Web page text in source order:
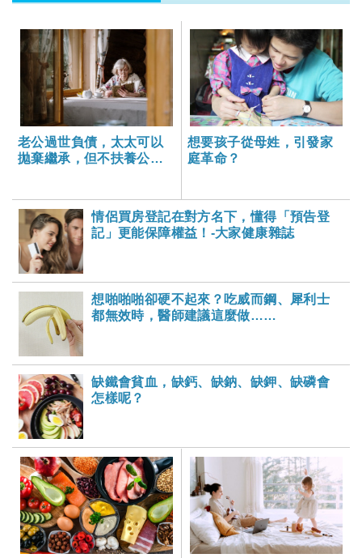
老公過世負債，太太可以
拋棄繼承，但不扶養公婆
想要孩子從母姓，引發家
庭革命？
情侶買房登記在對方名下，懂得「預告登
記」更能保障權益！-大家健康雜誌
想啪啪啪卻硬不起來？吃威而鋼、犀利士
都無效時，醫師建議這麼做……
缺鐵會貧血，缺鈣、缺鈉、缺鉀、缺磷會
怎樣呢？